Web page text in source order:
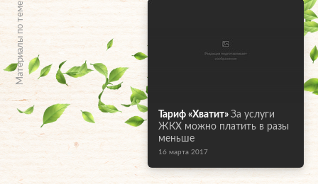
Материалы по теме
Тариф «Хватит» За услуги
ЖКХ можно платить в разы
меньше
16 марта 2017